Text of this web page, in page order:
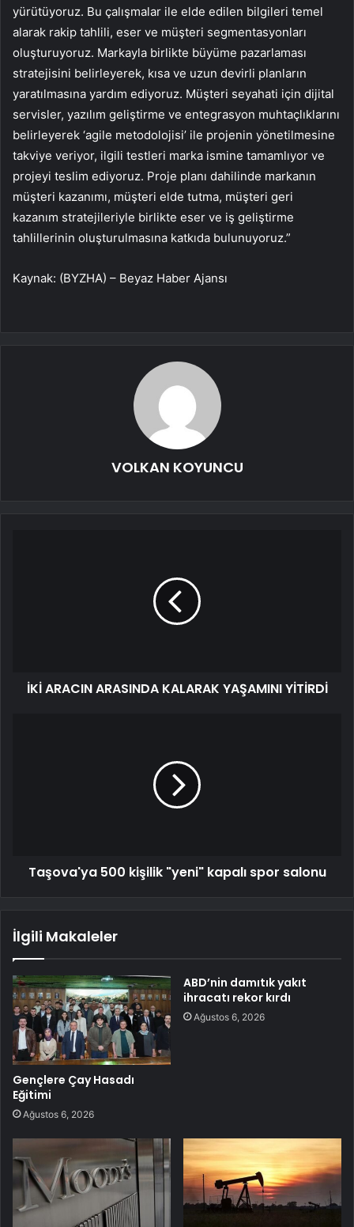
yürütüyoruz. Bu çalışmalar ile elde edilen bilgileri temel
alarak rakip tahlili, eser ve müşteri segmentasyonları
oluşturuyoruz. Markayla birlikte büyüme pazarlaması
stratejisini belirleyerek, kısa ve uzun devirli planların
yaratılmasına yardım ediyoruz. Müşteri seyahati için dijital
servisler, yazılım geliştirme ve entegrasyon muhtaçlıklarını
belirleyerek ‘agile metodolojisi’ ile projenin yönetilmesine
takviye veriyor, ilgili testleri marka ismine tamamlıyor ve
projeyi teslim ediyoruz. Proje planı dahilinde markanın
müşteri kazanımı, müşteri elde tutma, müşteri geri
kazanım stratejileriyle birlikte eser ve iş geliştirme
tahlillerinin oluşturulmasına katkıda bulunuyoruz.”
Kaynak: (BYZHA) – Beyaz Haber Ajansı
VOLKAN KOYUNCU
İKİ ARACIN ARASINDA KALARAK YAŞAMINI YİTİRDİ
Taşova'ya 500 kişilik "yeni" kapalı spor salonu
İlgili Makaleler
Gençlere Çay Hasadı
Eğitimi
Ağustos 6, 2026
ABD’nin damıtık yakıt
ihracatı rekor kırdı
Ağustos 6, 2026